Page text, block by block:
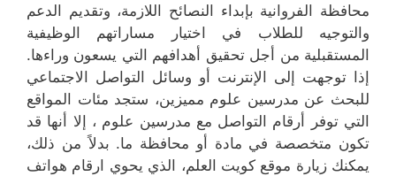
محافظة الفروانية بإبداء النصائح اللازمة، وتقديم الدعم
والتوجيه للطلاب في اختيار مساراتهم الوظيفية
المستقبلية من أجل تحقيق أهدافهم التي يسعون وراءها.
إذا توجهت إلى الإنترنت أو وسائل التواصل الاجتماعي
للبحث عن مدرسين علوم مميزين، ستجد مئات المواقع
التي توفر أرقام التواصل مع مدرسين علوم ، إلا أنها قد
تكون متخصصة في مادة أو محافظة ما. بدلاً من ذلك،
يمكنك زيارة موقع كويت العلم، الذي يحوي ارقام هواتف